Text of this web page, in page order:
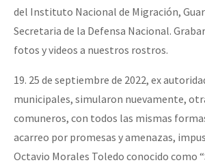
del Instituto Nacional de Migración,
Secretaria de la Defensa Nacional.
fotos y videos a nuestros rostros.
19. 25 de septiembre de 2022, ex
municipales, simularon nuevamente,
comuneros, con todos las mismas
acarreo por promesas y amenazas,
Octavio Morales Toledo conocido como